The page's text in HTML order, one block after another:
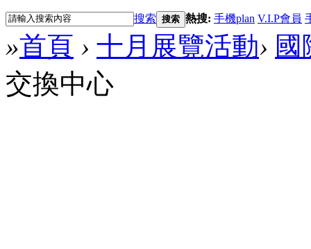
搜索 搜索 熱搜: 手機plan V.I.P會員
»首頁 › 十月展覽活動› 國
交換中心